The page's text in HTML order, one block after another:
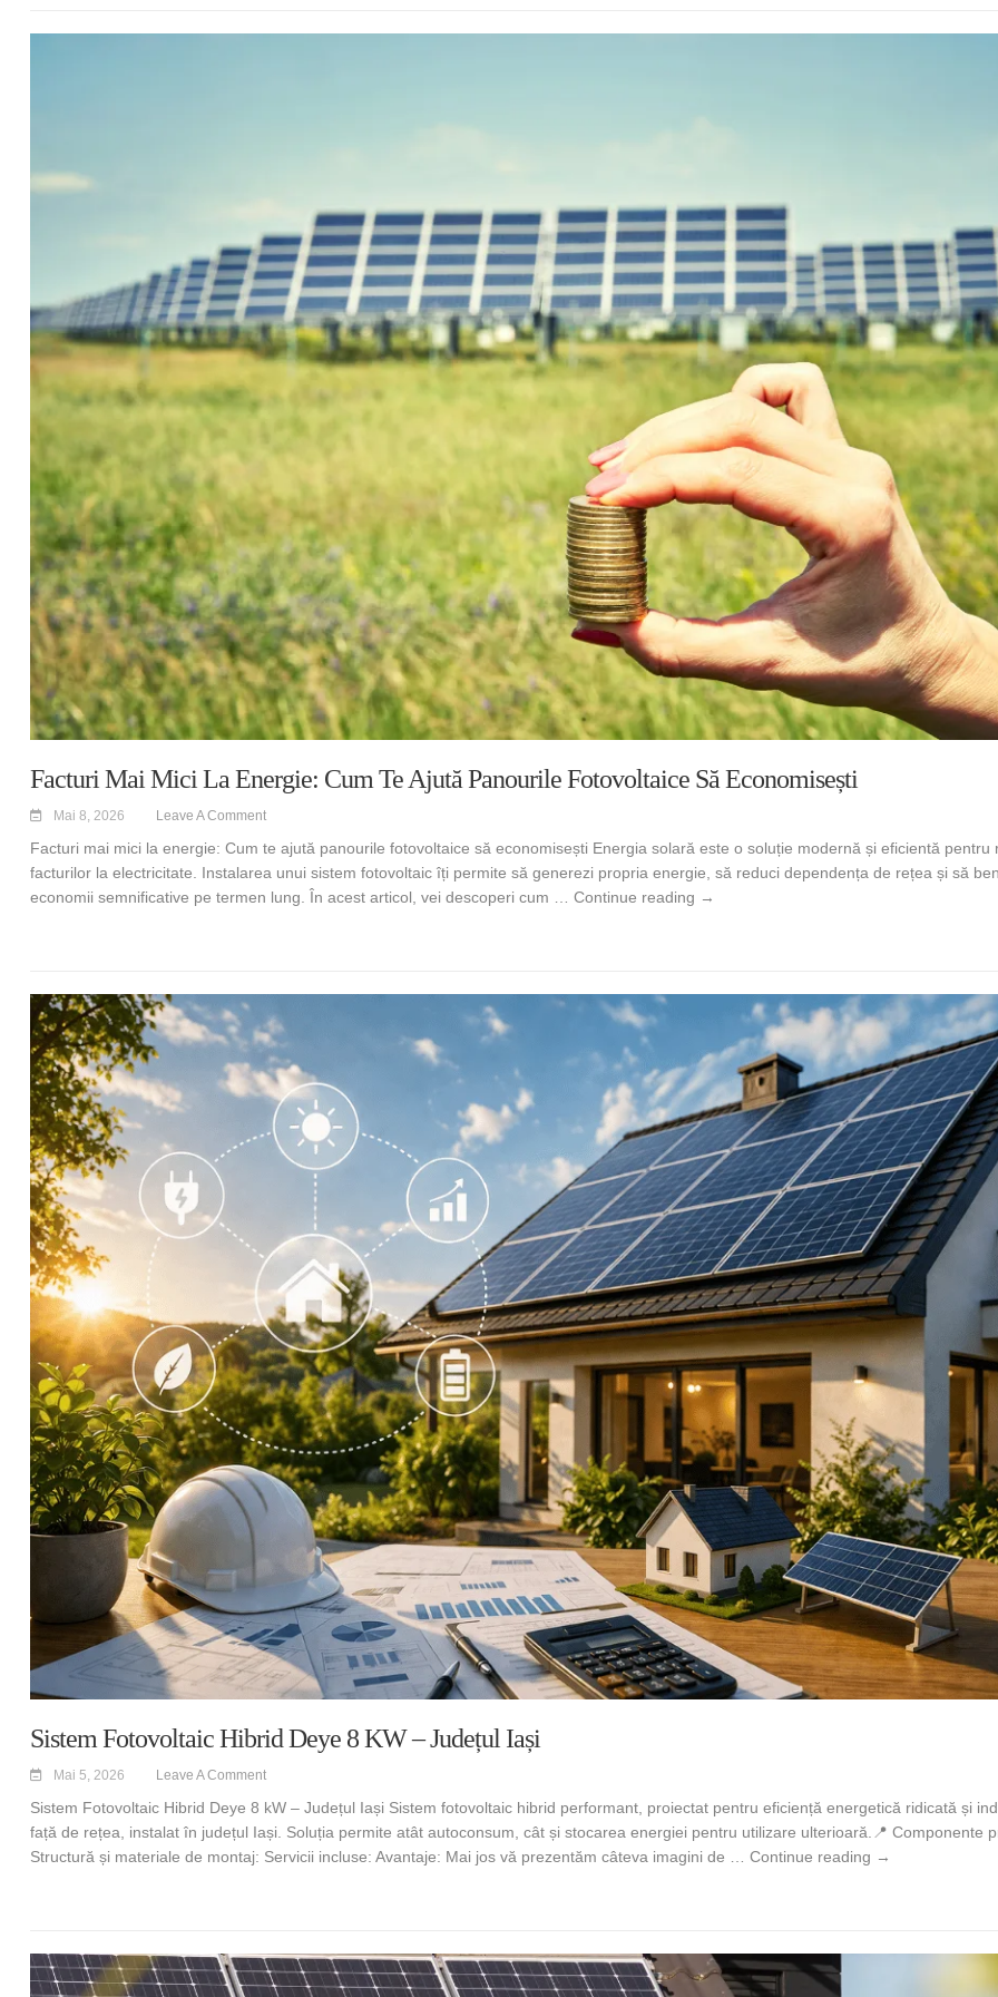
Facturi Mai Mici La Energie: Cum Te Ajută Panourile Fotovoltaice Să Economisești
Mai 8, 2026 Leave A Comment
Facturi mai mici la energie: Cum te ajută panourile fotovoltaice să economisești Energia solară este o soluție modernă și eficientă pentru
facturilor la electricitate. Instalarea unui sistem fotovoltaic îți permite să generezi propria energie, să reduci dependența de rețea și să
economii semnificative pe termen lung. În acest articol, vei descoperi cum … Continue reading Facturi mai mici la energie: Cum te ajută
→
Sistem Fotovoltaic Hibrid Deye 8 KW – Județul Iași
Mai 5, 2026 Leave A Comment
Sistem Fotovoltaic Hibrid Deye 8 kW – Județul Iași Sistem fotovoltaic hibrid performant, proiectat pentru eficiență energetică ridicată și
față de rețea, instalat în județul Iași. Soluția permite atât autoconsum, cât și stocarea energiei pentru utilizare ulterioară.📍 Componente
Structură și materiale de montaj: Servicii incluse: Avantaje: Mai jos vă prezentăm câteva imagini de … Continue reading Sistem
→